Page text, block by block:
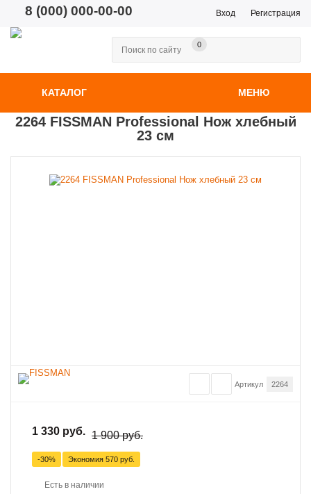
8 (000) 000-00-00 Вход Регистрация
КАТАЛОГ МЕНЮ
0
2264 FISSMAN Professional Нож хлебный
23 см
Артикул 2264
1 330 руб. 1 900 руб.
-30% Экономия 570 руб.
Есть в наличии